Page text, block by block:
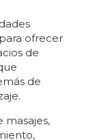
ofrecer
de
de
masajes,